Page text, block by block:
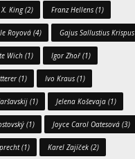
King(2) Franz Hellens (1)
Royová (4) Gajus Sallustius Krispus
Wich (1) Igor Zhoř(1)
(1) Ivo Kraus (1)
(1) Jelena Koševaja (1)
(1) Joyce Carol Oatesová (3)
(1) Karel Zajíček (2)